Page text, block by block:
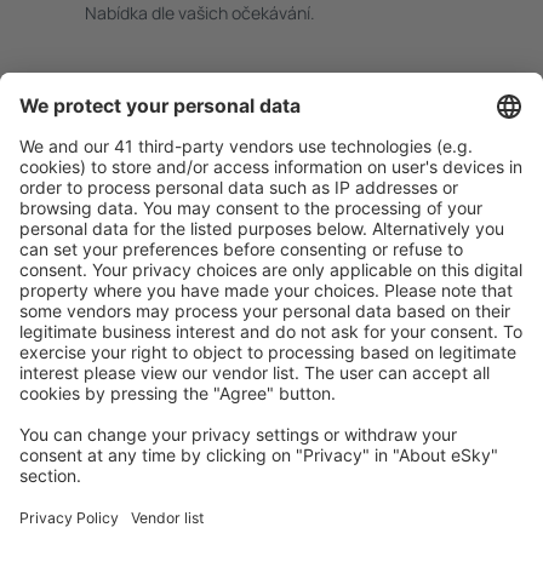
Nabídka dle vašich očekávání.
Bezproblémová rezervace s možností bezplatného
zrušení.
S námi ušetříte
Atraktivní ceny a speciální nabídky pro přihlášené
uživatele.
Ubytování dle vašeho gusta
Vyberte si z více než 1.3 milionu zařízení: hotelů,
apartmánů, chat a dalších.
Nejvyhledávanější hotely uživateli eSky
Hotely ve Francii - Oblíbená města